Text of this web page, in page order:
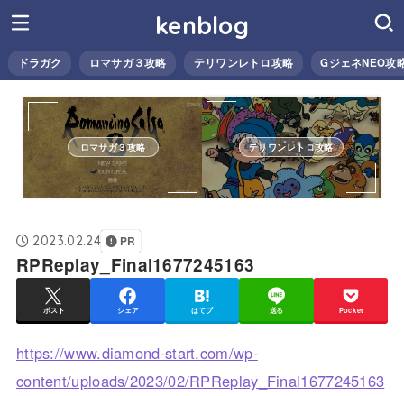
kenblog
ドラガク ロマサガ３攻略 テリワンレトロ攻略 GジェネNEO攻
ロマサガ３攻略 テリワンレトロ攻略
2023.02.24 PR
RPReplay_Final1677245163
ポスト シェア はてブ 送る Pocket
https://www.diamond-start.com/wp-
content/uploads/2023/02/RPReplay_Final1677245163